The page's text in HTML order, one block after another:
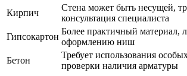
Кирпич
Стена может быть несущей,
консультация специалиста
Гипсокартон
Более практичный материал,
оформлению ниш
Бетон
Требует использования
проверки наличия арматуры